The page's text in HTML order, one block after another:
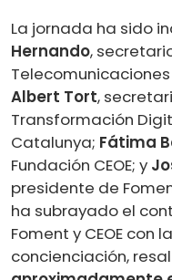
La jornada ha sido
Hernando,
Albert Tort,
Transformación
Catalunya; Fátima
Fundación CEOE; y
presidente de
ha subrayado el
Foment y CEOE con
concienciación,